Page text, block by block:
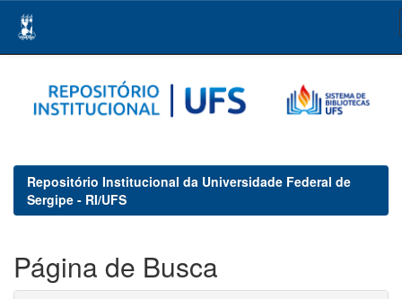
navigation
Repositório Institucional da Universidade Federal de
Sergipe - RI/UFS
Página de Busca